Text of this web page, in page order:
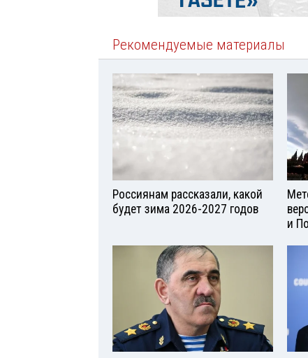
Рекомендуемые материалы
Россиянам рассказали, какой
будет зима 2026-2027 годов
и